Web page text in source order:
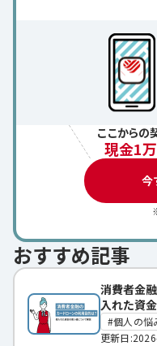
ここからの
現金1
今
おすすめ記事
消費者金
入れた資
個人の悩
更新日